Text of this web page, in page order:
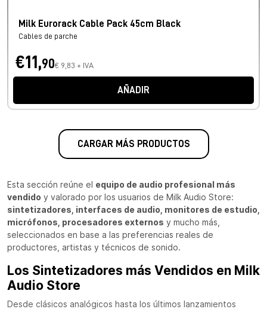
Milk Eurorack Cable Pack 45cm Black
Cables de parche
€11,90€ 9,83 + IVA
AÑADIR
CARGAR MÁS PRODUCTOS
Esta sección reúne el equipo de audio profesional más
vendido y valorado por los usuarios de Milk Audio Store:
sintetizadores, interfaces de audio, monitores de estudio,
micrófonos, procesadores externos y mucho más,
seleccionados en base a las preferencias reales de
productores, artistas y técnicos de sonido.
Los Sintetizadores más Vendidos en Milk
Audio Store
Desde clásicos analógicos hasta los últimos lanzamientos